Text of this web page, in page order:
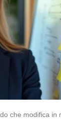
che modifica in